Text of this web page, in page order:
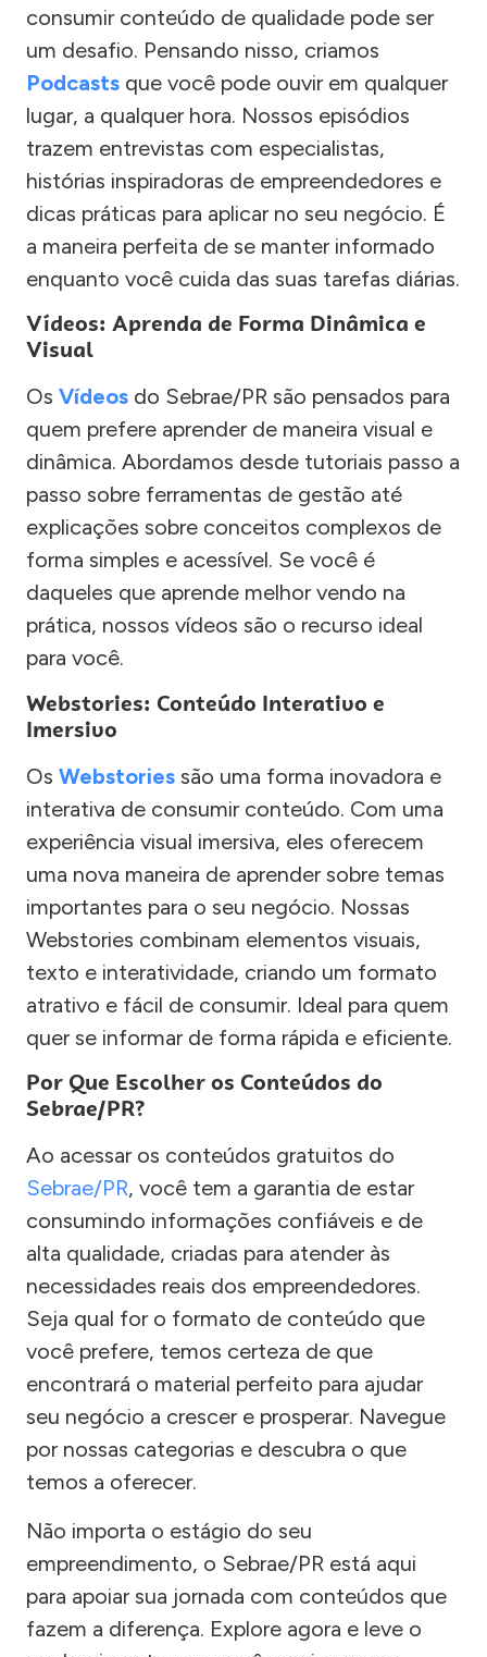
consumir conteúdo de qualidade pode ser
um desafio. Pensando nisso, criamos
Podcasts que você pode ouvir em qualquer
lugar, a qualquer hora. Nossos episódios
trazem entrevistas com especialistas,
histórias inspiradoras de empreendedores e
dicas práticas para aplicar no seu negócio. É
a maneira perfeita de se manter informado
enquanto você cuida das suas tarefas diárias.
Vídeos: Aprenda de Forma Dinâmica e
Visual
Os Vídeos do Sebrae/PR são pensados para
quem prefere aprender de maneira visual e
dinâmica. Abordamos desde tutoriais passo a
passo sobre ferramentas de gestão até
explicações sobre conceitos complexos de
forma simples e acessível. Se você é
daqueles que aprende melhor vendo na
prática, nossos vídeos são o recurso ideal
para você.
Webstories: Conteúdo Interativo e
Imersivo
Os Webstories são uma forma inovadora e
interativa de consumir conteúdo. Com uma
experiência visual imersiva, eles oferecem
uma nova maneira de aprender sobre temas
importantes para o seu negócio. Nossas
Webstories combinam elementos visuais,
texto e interatividade, criando um formato
atrativo e fácil de consumir. Ideal para quem
quer se informar de forma rápida e eficiente.
Por Que Escolher os Conteúdos do
Sebrae/PR?
Ao acessar os conteúdos gratuitos do
Sebrae/PR, você tem a garantia de estar
consumindo informações confiáveis e de
alta qualidade, criadas para atender às
necessidades reais dos empreendedores.
Seja qual for o formato de conteúdo que
você prefere, temos certeza de que
encontrará o material perfeito para ajudar
seu negócio a crescer e prosperar. Navegue
por nossas categorias e descubra o que
temos a oferecer.
Não importa o estágio do seu
empreendimento, o Sebrae/PR está aqui
para apoiar sua jornada com conteúdos que
fazem a diferença. Explore agora e leve o